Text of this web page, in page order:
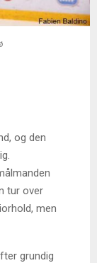
og den
tur over
men
grundig